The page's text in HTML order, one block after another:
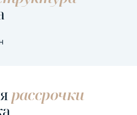
рассрочки